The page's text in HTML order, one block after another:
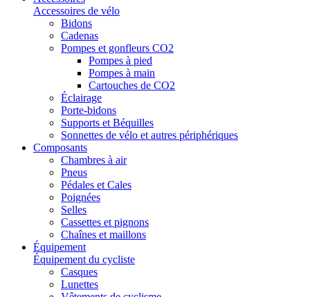
Accessoires de vélo
Bidons
Cadenas
Pompes et gonfleurs CO2
Pompes à pied
Pompes à main
Cartouches de CO2
Éclairage
Porte-bidons
Supports et Béquilles
Sonnettes de vélo et autres périphériques
Composants
Chambres à air
Pneus
Pédales et Cales
Poignées
Selles
Cassettes et pignons
Chaînes et maillons
Équipement
Équipement du cycliste
Casques
Lunettes